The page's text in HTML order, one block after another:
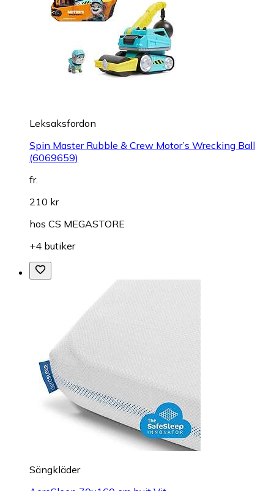
Leksaksfordon
Spin Master Rubble & Crew Motor’s Wrecking Ball
(6069659)
fr.
210 kr
hos CS MEGASTORE
+4 butiker
Sängkläder